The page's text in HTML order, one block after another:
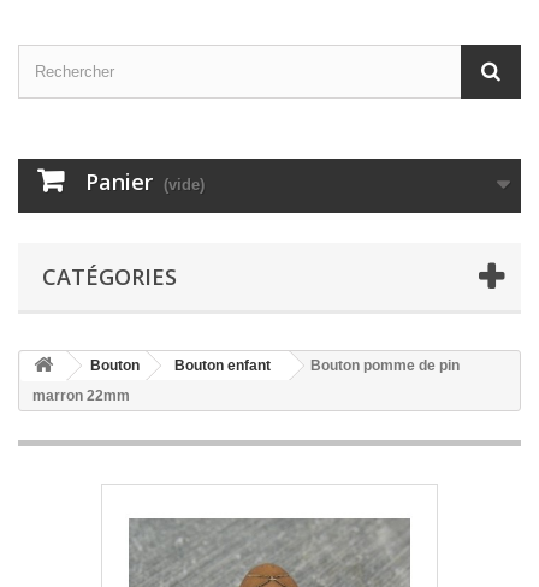
Panier (vide)
CATÉGORIES
Bouton Bouton enfant
Bouton pomme de pin
marron 22mm